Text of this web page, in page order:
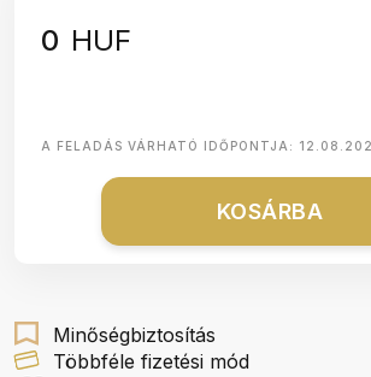
0 HUF
A FELADÁS VÁRHATÓ IDŐPONTJA:
KOSÁRBA
Minőségbiztosítás
Többféle fizetési mód